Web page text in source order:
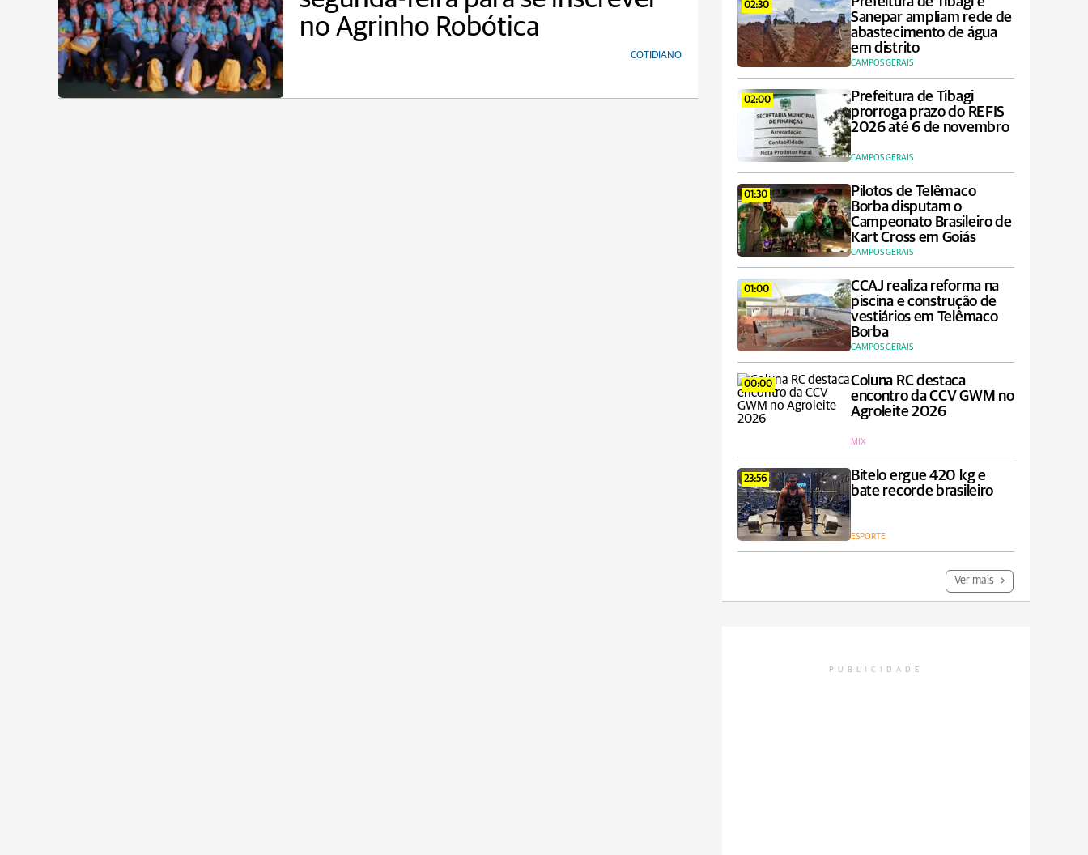
no Agrinho Robótica
COTIDIANO
02:30
Sanepar ampliam rede de
abastecimento de água
em distrito
CAMPOS GERAIS
02:00
Prefeitura de Tibagi
prorroga prazo do REFIS
2026 até 6 de novembro
CAMPOS GERAIS
01:30
Pilotos de Telêmaco
Borba disputam o
Campeonato Brasileiro de
Kart Cross em Goiás
CAMPOS GERAIS
01:00
CCAJ realiza reforma na
piscina e construção de
vestiários em Telêmaco
Borba
CAMPOS GERAIS
00:00
Coluna RC destaca
encontro da CCV GWM no
Agroleite 2026
MIX
23:56
Bitelo ergue 420 kg e
bate recorde brasileiro
ESPORTE
Ver mais
PUBLICIDADE